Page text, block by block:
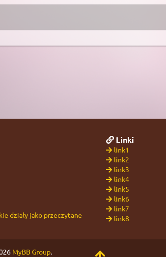
działy jako przeczytane
Linki
link1
link2
link3
link4
link5
link6
link7
link8
MyBB Group.